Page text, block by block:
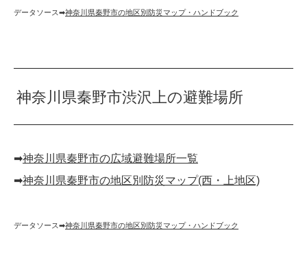
データソース➡︎神奈川県秦野市の地区別防災マップ・ハンドブック
神奈川県秦野市渋沢上の避難場所
➡︎神奈川県秦野市の広域避難場所一覧
➡︎神奈川県秦野市の地区別防災マップ(西・上地区)
データソース➡︎神奈川県秦野市の地区別防災マップ・ハンドブック